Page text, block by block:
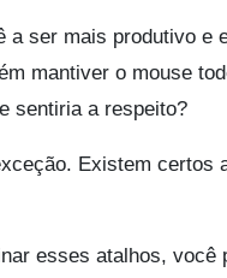
a ser mais produtivo e
mantiver o mouse
sentiria a respeito?
Existem certos
esses atalhos,